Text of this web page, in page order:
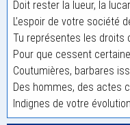
Doit rester la lueur, la
L’espoir de votre société
Tu représentes les droits
Pour que cessent
Coutumières, barbares
Des hommes, des actes
Indignes de votre